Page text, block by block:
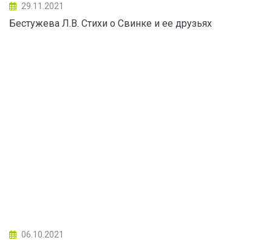
29.11.2021
Бестужева Л.В. Стихи о Свинке и ее друзьях
06.10.2021